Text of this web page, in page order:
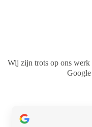
Wij zijn trots op ons werk